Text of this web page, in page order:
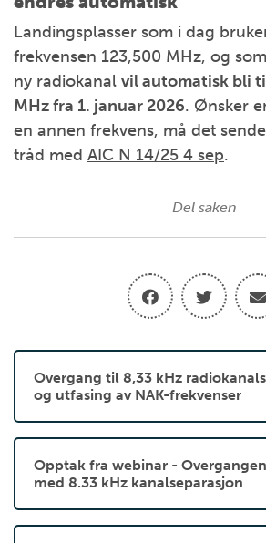
Landingsplasser som i dag
frekvensen 123,500 MHz, og
ny radiokanal vil automatisk bli
MHz fra 1. januar 2026. Ønsker
en annen frekvens, må det
tråd med AIC N 14/25 4 sep.
Del saken
Overgang til 8,33 kHz
og utfasing av NAK-frekvenser
Opptak fra webinar -
med 8.33 kHz kanalseparasjon